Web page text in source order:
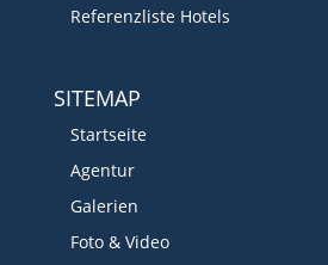
Referenzliste Hotels
SITEMAP
Startseite
Agentur
Galerien
Foto & Video